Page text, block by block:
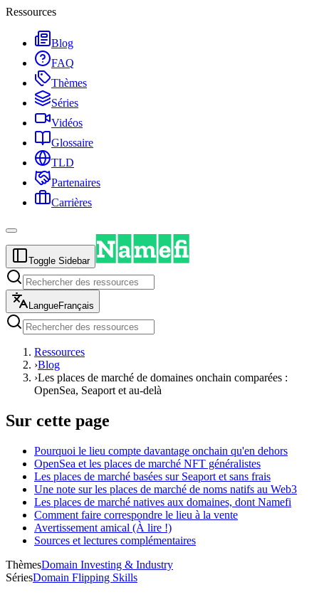
Ressources
Blog
FAQ
Thèmes
Séries
Vidéos
Glossaire
TLD
Partenaires
Carrières
Toggle Sidebar
LangueFrançais
Ressources
›Blog
›Les places de marché de domaines onchain comparées :
OpenSea, Seaport et au-delà
Sur cette page
Pourquoi le lieu compte davantage onchain qu'en dehors
OpenSea et les places de marché NFT généralistes
Les places de marché basées sur Seaport et sans frais
Une note sur les places de marché de noms natifs au Web3
Les places de marché natives aux domaines, dont Namefi
Comment faire correspondre le lieu à la vente
Avertissement amical (À lire !)
Sources et lectures complémentaires
ThèmesDomain Investing & Industry
SériesDomain Flipping Skills